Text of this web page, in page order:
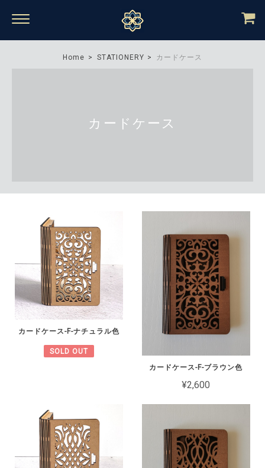
Home STATIONERY カードケース
カードケース
カードケース-F-ナチュラル色
SOLD OUT
カードケース-F-ブラウン色
¥2,600